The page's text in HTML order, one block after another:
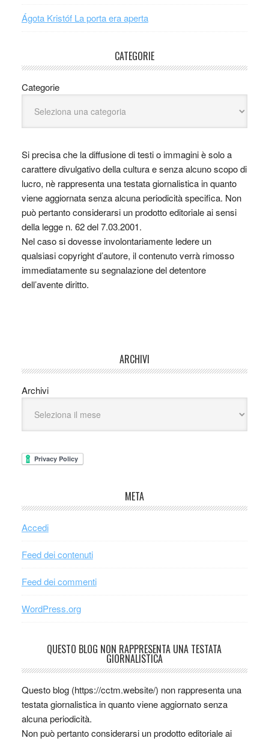
Ágota Kristóf La porta era aperta
CATEGORIE
Categorie
Si precisa che la diffusione di testi o immagini è solo a
carattere divulgativo della cultura e senza alcuno scopo di
lucro, nè rappresenta una testata giornalistica in quanto
viene aggiornata senza alcuna periodicità specifica. Non
può pertanto considerarsi un prodotto editoriale ai sensi
della legge n. 62 del 7.03.2001.
Nel caso si dovesse involontariamente ledere un
qualsiasi copyright d’autore, il contenuto verrà rimosso
immediatamente su segnalazione del detentore
dell’avente diritto.
ARCHIVI
Archivi
META
Accedi
Feed dei contenuti
Feed dei commenti
WordPress.org
QUESTO BLOG NON RAPPRESENTA UNA TESTATA
GIORNALISTICA
Questo blog (https://cctm.website/) non rappresenta una
testata giornalistica in quanto viene aggiornato senza
alcuna periodicità.
Non può pertanto considerarsi un prodotto editoriale ai